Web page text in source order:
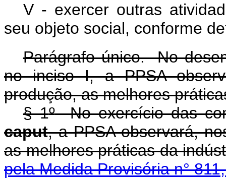
V - exercer outras
seu objeto social, conforme
Parágrafo único. No
no inciso I, a PPSA
produção, as melhores
§ 1ºNo exercício das
caput, a PPSA observará,
as melhores práticas
pela Medida Provisória n°